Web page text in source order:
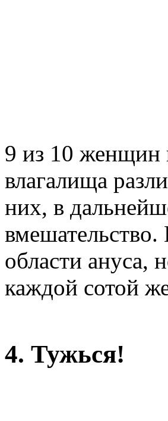
9 из 10 женщин
влагалища
них, в
области ануса,
каждой сотой
4. Тужься!